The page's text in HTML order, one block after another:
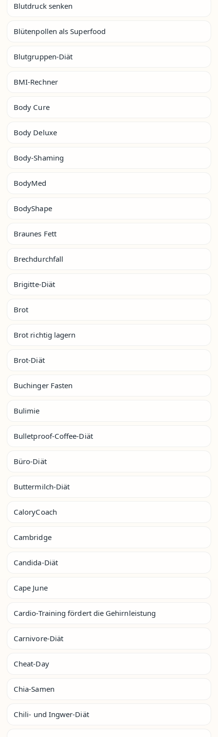
Blutdruck senken
Blütenpollen als Superfood
Blutgruppen-Diät
BMI-Rechner
Body Cure
Body Deluxe
Body-Shaming
BodyMed
BodyShape
Braunes Fett
Brechdurchfall
Brigitte-Diät
Brot
Brot richtig lagern
Brot-Diät
Buchinger Fasten
Bulimie
Bulletproof-Coffee-Diät
Büro-Diät
Buttermilch-Diät
CaloryCoach
Cambridge
Candida-Diät
Cape June
Cardio-Training fördert die Gehirnleistung
Carnivore-Diät
Cheat-Day
Chia-Samen
Chili- und Ingwer-Diät